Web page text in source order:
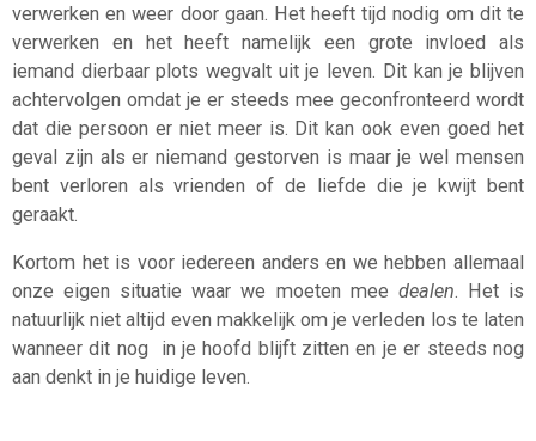
verwerken en weer door gaan. Het heeft tijd nodig om dit te
verwerken en het heeft namelijk een grote invloed als
iemand dierbaar plots wegvalt uit je leven. Dit kan je blijven
achtervolgen omdat je er steeds mee geconfronteerd wordt
dat die persoon er niet meer is. Dit kan ook even goed het
geval zijn als er niemand gestorven is maar je wel mensen
bent verloren als vrienden of de liefde die je kwijt bent
geraakt.
Kortom het is voor iedereen anders en we hebben allemaal
onze eigen situatie waar we moeten mee dealen. Het is
natuurlijk niet altijd even makkelijk om je verleden los te laten
wanneer dit nog in je hoofd blijft zitten en je er steeds nog
aan denkt in je huidige leven.